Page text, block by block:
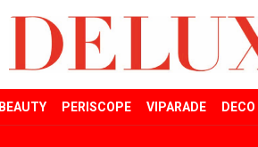
BEAUTY PERISCOPE VIPARADE DECO